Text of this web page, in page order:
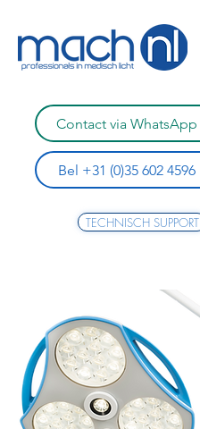
Contact via WhatsApp
Bel +31 (0)35 602 4596
TECHNISCH SUPPORT